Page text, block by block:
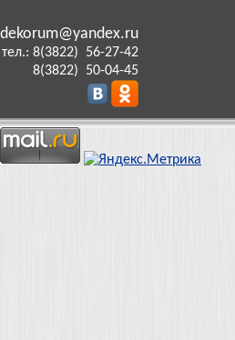
dekorum@yandex.ru
тел.: 8(3822) 56-27-42
8(3822) 50-04-45